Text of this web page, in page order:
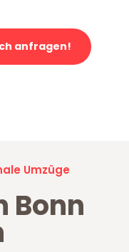
anfragen!
Umzüge
Bonn